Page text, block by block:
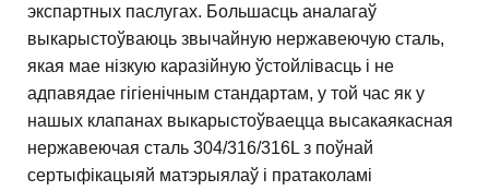
экспартных паслугах. Большасць аналагаў
выкарыстоўваюць звычайную нержавеючую сталь,
якая мае нізкую каразійную ўстойлівасць і не
адпавядае гігіенічным стандартам, у той час як у
нашых клапанах выкарыстоўваецца высакаякасная
нержавеючая сталь 304/316/316L з поўнай
сертыфікацыяй матэрыялаў і пратаколамі